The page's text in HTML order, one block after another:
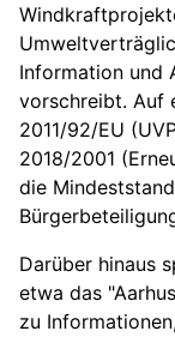
Information und
vorschreibt. Auf
2011/92/EU
2018/2001
die
Darüber hinaus
etwa das
zu